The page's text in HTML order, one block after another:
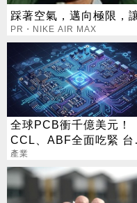
踩著空氣，邁向極限，
PR・NIKE AIR MAX
全球PCB衝千億美元！
CCL、ABF全面吃緊 台
迎兆元商機
產業